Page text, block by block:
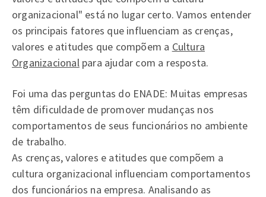
organizacional" está no lugar certo. Vamos entender
os principais fatores que influenciam as crenças,
valores e atitudes que compõem a Cultura
Organizacionalpara ajudar com a resposta.
Foi uma das perguntas do ENADE: Muitas empresas
têm dificuldade de promover mudanças nos
comportamentos de seus funcionários no ambiente
de trabalho.
As crenças, valores e atitudes que compõem a
cultura organizacional influenciam comportamentos
dos funcionários na empresa. Analisando as